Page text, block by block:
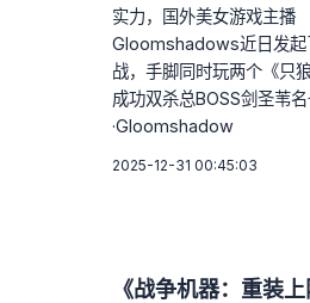
实力，国外美女游戏主播
Gloomshadows近日发起
战，手脚同时玩两个《只
成功双杀总BOSS剑圣苇名
·Gloomshadow
2025-12-31 00:45:03
《战争机器：重装